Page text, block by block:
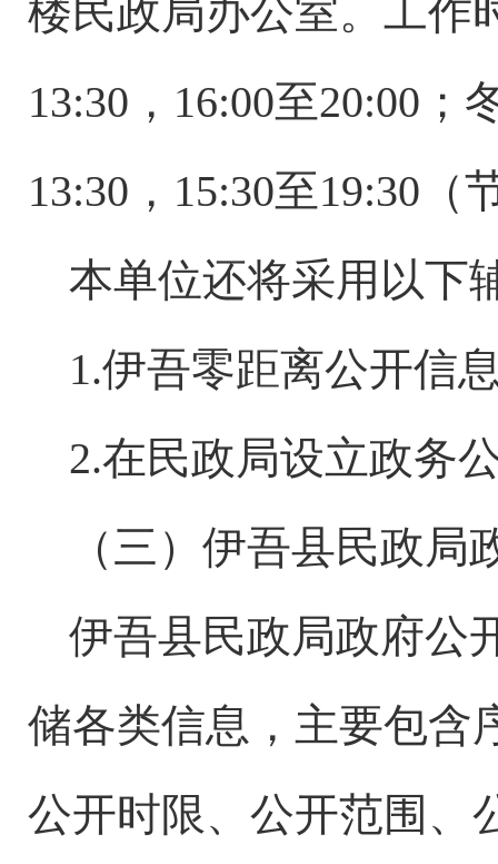
楼民政局办公室。工作
13:30，16:00至20:00
13:30，15:30至19:30（
本单位还将采用以下
1.伊吾零距离公开信
2.在民政局设立政务
（三）伊吾县民政
伊吾县民政局政府公
储各类信息，主要包含
公开时限、公开范围、